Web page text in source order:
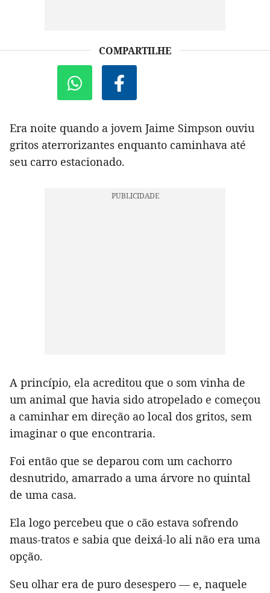
COMPARTILHE
Era noite quando a jovem Jaime Simpson ouviu
gritos aterrorizantes enquanto caminhava até
seu carro estacionado.
A princípio, ela acreditou que o som vinha de
um animal que havia sido atropelado e começou
a caminhar em direção ao local dos gritos, sem
imaginar o que encontraria.
Foi então que se deparou com um cachorro
desnutrido, amarrado a uma árvore no quintal
de uma casa.
Ela logo percebeu que o cão estava sofrendo
maus-tratos e sabia que deixá-lo ali não era uma
opção.
Seu olhar era de puro desespero — e, naquele